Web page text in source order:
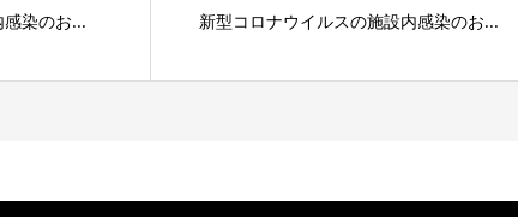
染のお... 新型コロナウイルスの施設内感染のお...